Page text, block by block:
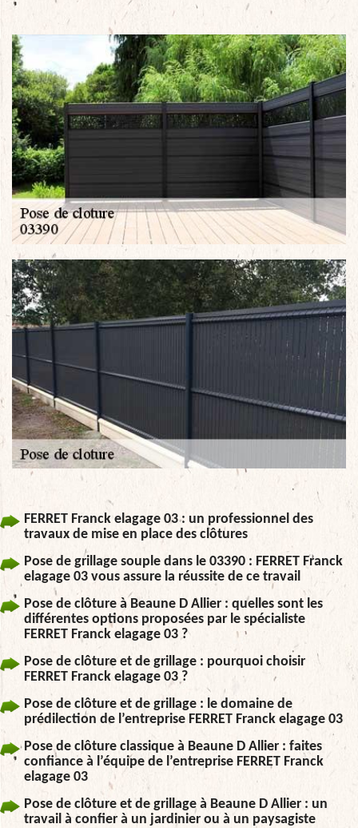
FERRET Franck elagage 03 : un professionnel des
travaux de mise en place des clôtures
Pose de grillage souple dans le 03390 : FERRET Franck
elagage 03 vous assure la réussite de ce travail
Pose de clôture à Beaune D Allier : quelles sont les
différentes options proposées par le spécialiste
FERRET Franck elagage 03 ?
Pose de clôture et de grillage : pourquoi choisir
FERRET Franck elagage 03 ?
Pose de clôture et de grillage : le domaine de
prédilection de l’entreprise FERRET Franck elagage 03
Pose de clôture classique à Beaune D Allier : faites
confiance à l’équipe de l’entreprise FERRET Franck
elagage 03
Pose de clôture et de grillage à Beaune D Allier : un
travail à confier à un jardinier ou à un paysagiste